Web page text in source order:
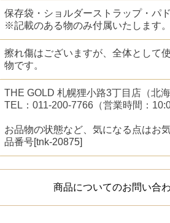
保存袋・ショルダーストラップ・パ
※記載のある物のみ付属いたします。
擦れ傷はございますが、全体として
物です。
THE GOLD 札幌狸小路3丁目店（北
TEL：011-200-7766（営業時間：
お品物の状態など、気になる点はお
品番号[tnk-20875]
商品についてのお問い合